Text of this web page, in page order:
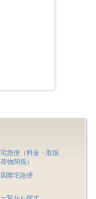
宅急便（料金・取扱
荷物関係）
国際宅急便